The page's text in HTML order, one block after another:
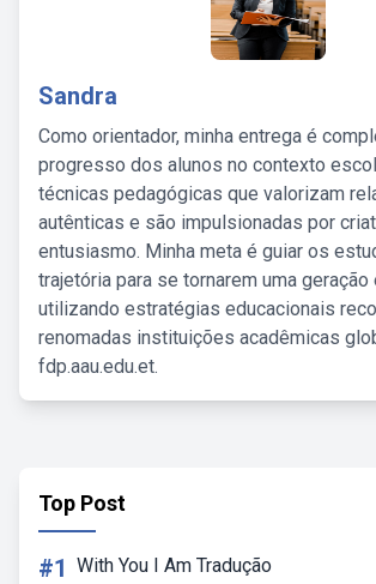
Sandra
Como orientador, minha entrega é
progresso dos alunos no contexto
técnicas pedagógicas que valorizam
autênticas e são impulsionadas por
entusiasmo. Minha meta é guiar os
trajetória para se tornarem uma geração
utilizando estratégias educacionais
renomadas instituições acadêmicas
fdp.aau.edu.et.
Top Post
#1 With You I Am Tradução